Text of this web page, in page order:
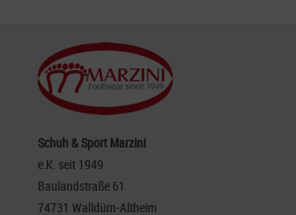
Schuh & Sport Marzini
e.K. seit 1949
Baulandstraße 61
74731 Walldürn-Altheim